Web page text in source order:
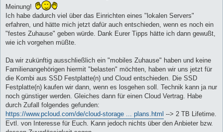
Meinung!
Ich habe dadurch viel über das Einrichten eines "lokalen Servers"
erfahren, und hätte mich jetzt dafür auch entschieden, wenn es noch ein
"festes Zuhause" geben würde. Dank Eurer Tipps hätte ich dann gewußt,
wie ich vorgehen müßte.
Da wir zukünftig ausschließlich ein "mobiles Zuhause" haben und keine
Familienangehörigen hiermit "belasten" möchten, haben wir uns jetzt für
die Kombi aus SSD Festplatte(n) und Cloud entschieden. Die SSD
Festplatte(n) kaufen wir dann, wenn es losgehen soll. Technik kann ja nur
noch günstiger werden. Gleiches dann für einen Cloud Vertrag. Habe
durch Zufall folgendes gefunden:
https://www.pcloud.com/de/cloud-storage ... plans.html --> 2 TB Lifetime.
Evtl. von Interesse für Euch. Kann jedoch nichts über den Anbieter bzw.